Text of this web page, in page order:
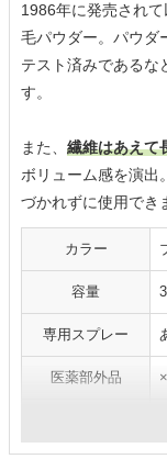
1986年に発売され
毛パウダー。パウダ
テスト済みであるな
す。
また、 繊維はあえて
ボリューム感を演出
づかれずに使用でき
カラー
容量
専用スプレー
医薬部外品 ×